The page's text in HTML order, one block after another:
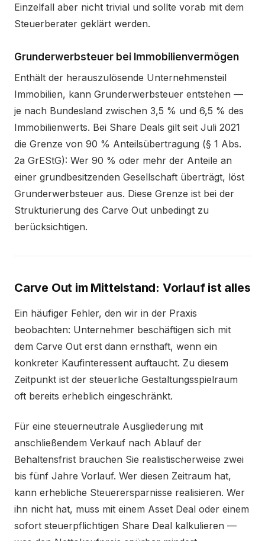
Einzelfall aber nicht trivial und sollte vorab mit dem
Steuerberater geklärt werden.
Grunderwerbsteuer bei Immobilienvermögen
Enthält der herauszulösende Unternehmensteil
Immobilien, kann Grunderwerbsteuer entstehen —
je nach Bundesland zwischen 3,5 % und 6,5 % des
Immobilienwerts. Bei Share Deals gilt seit Juli 2021
die Grenze von 90 % Anteilsübertragung (§ 1 Abs.
2a GrEStG): Wer 90 % oder mehr der Anteile an
einer grundbesitzenden Gesellschaft überträgt, löst
Grunderwerbsteuer aus. Diese Grenze ist bei der
Strukturierung des Carve Out unbedingt zu
berücksichtigen.
Carve Out im Mittelstand: Vorlauf ist alles
Ein häufiger Fehler, den wir in der Praxis
beobachten: Unternehmer beschäftigen sich mit
dem Carve Out erst dann ernsthaft, wenn ein
konkreter Kaufinteressent auftaucht. Zu diesem
Zeitpunkt ist der steuerliche Gestaltungsspielraum
oft bereits erheblich eingeschränkt.
Für eine steuerneutrale Ausgliederung mit
anschließendem Verkauf nach Ablauf der
Behaltensfrist brauchen Sie realistischerweise zwei
bis fünf Jahre Vorlauf. Wer diesen Zeitraum hat,
kann erhebliche Steuerersparnisse realisieren. Wer
ihn nicht hat, muss mit einem Asset Deal oder einem
sofort steuerpflichtigen Share Deal kalkulieren —